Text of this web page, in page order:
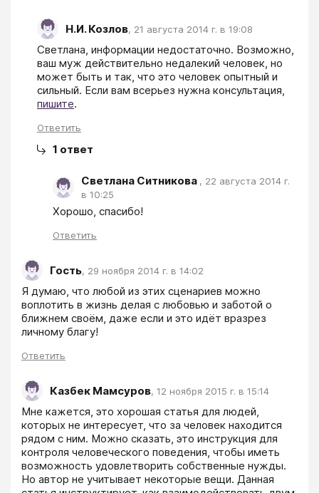
Н.И. Козлов, 21 августа 2014 г. в 19:08
Светлана, информации недостаточно. Возможно,
ваш муж действительно недалекий человек, но
может быть и так, что это человек опытный и
пишите.
Ответить
1 ответ
Светлана Ситникова , 22 августа 2014 г.
в 10:25
Хорошо, спасибо!
Ответить
Гость, 29 ноября 2014 г. в 14:02
Я думаю, что любой из этих сценариев можно
воплотить в жизнь делая с любовью и заботой о
ближнем своём, даже если и это идёт вразрез
личному благу!
Ответить
Казбек Мамсуров, 12 ноября 2015 г. в 15:14
Мне кажется, это хорошая статья для людей,
которых не интересует, что за человек находится
рядом с ним. Можно сказать, это инструкция для
контроля человеческого поведения, чтобы иметь
возможность удовлетворить собственные нужды.
Но автор не учитывает некоторые вещи. Данная